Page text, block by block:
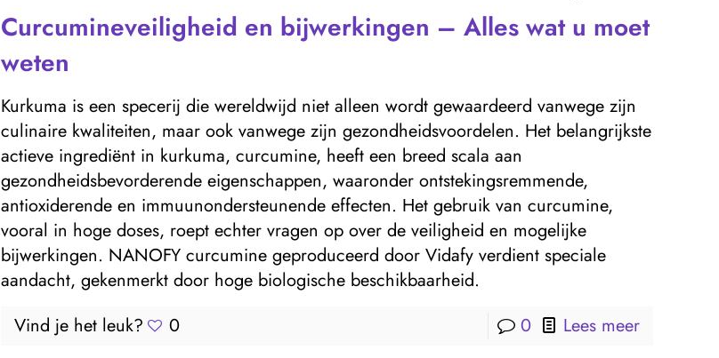
Curcumineveiligheid en bijwerkingen – Alles wat u moet
weten
Kurkuma is een specerij die wereldwijd niet alleen wordt gewaardeerd vanwege zijn
culinaire kwaliteiten, maar ook vanwege zijn gezondheidsvoordelen. Het belangrijkste
actieve ingrediënt in kurkuma, curcumine, heeft een breed scala aan
gezondheidsbevorderende eigenschappen, waaronder ontstekingsremmende,
antioxiderende en immuunondersteunende effecten. Het gebruik van curcumine,
vooral in hoge doses, roept echter vragen op over de veiligheid en mogelijke
bijwerkingen. NANOFY curcumine geproduceerd door Vidafy verdient speciale
aandacht, gekenmerkt door hoge biologische beschikbaarheid.
Vind je het leuk?
0 0 Lees meer